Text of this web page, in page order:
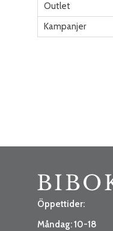
Outlet
Kampanjer
Öppettider:
Måndag: 10-18